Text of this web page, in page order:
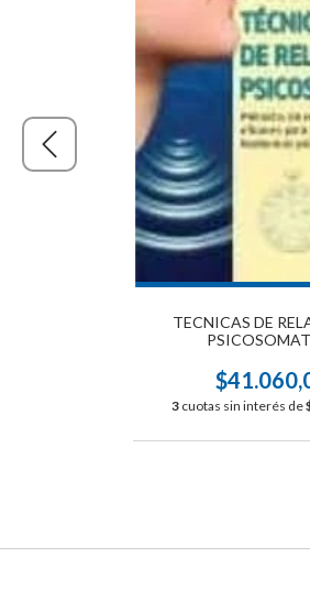
TECNICAS DE
3 cuotas sin interés de